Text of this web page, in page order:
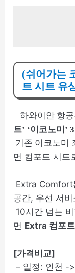
(쉬어가는
트 시트 유
– 하와이안 항
트’ ‘이코노미’ 3
기존 이코노미
면 컴포트 시트
Extra Comfort
공간, 우선 서
10시간 넘는
면 Extra 컴포트
[가격비교]
– 일정: 인천 -